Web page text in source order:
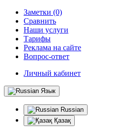
Заметки (0)
Сравнить
Наши услуги
Тарифы
Реклама на сайте
Вопрос-ответ
Личный кабинет
Язык
Russian
Қазақ